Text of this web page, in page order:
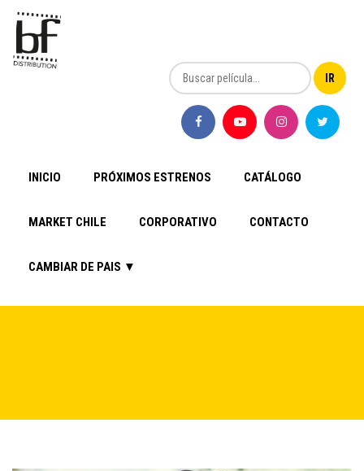
INICIO PRÓXIMOS ESTRENOS CATÁLOGO
MARKET CHILE CORPORATIVO CONTACTO
CAMBIAR DE PAIS ▼